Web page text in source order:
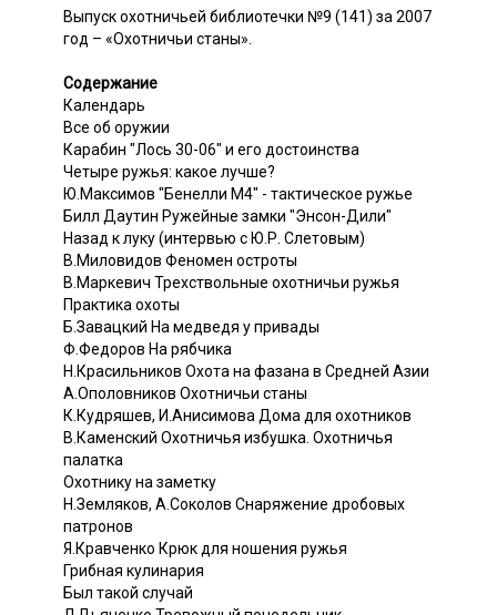
Выпуск охотничьей библиотечки №9 (141) за 2007
год – «Охотничьи станы».
Содержание
Календарь
Все об оружии
Карабин "Лось 30-06" и его достоинства
Четыре ружья: какое лучше?
Ю.Максимов "Бенелли М4" - тактическое ружье
Билл Даутин Ружейные замки "Энсон-Дили"
Назад к луку (интервью с Ю.Р. Слетовым)
В.Миловидов Феномен остроты
В.Маркевич Трехствольные охотничьи ружья
Практика охоты
Б.Завацкий На медведя у привады
Ф.Федоров На рябчика
Н.Красильников Охота на фазана в Средней Азии
A.Ополовников Охотничьи станы
К.Кудряшев, И.Анисимова Дома для охотников
В.Каменский Охотничья избушка. Охотничья
палатка
Охотнику на заметку
Н.Земляков, А.Соколов Снаряжение дробовых
патронов
Я.Кравченко Крюк для ношения ружья
Грибная кулинария
Был такой случай